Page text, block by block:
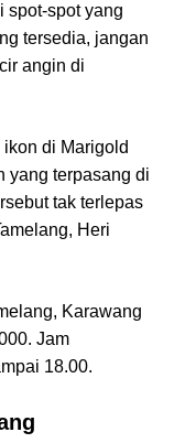
spot-spot yang
tersedia, jangan
angin di
di Marigold
yang terpasang di
tak terlepas
Heri
Karawang
Jam
18.00.